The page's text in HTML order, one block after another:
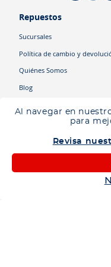
Al navegar en
para
Revisa
Ingresa tu ubicación para
Repuestos
Sucursales
Política de cambio y
Quiénes Somos
Blog